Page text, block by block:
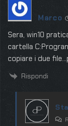
Marco
Sera, win10
cartella
copiare i due
Rispondi